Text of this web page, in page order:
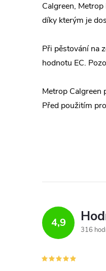
Calgreen,
díky kterým je
Při pěstování na
hodnotu EC.
Metrop Calgreen
Před použitím
4,9
316